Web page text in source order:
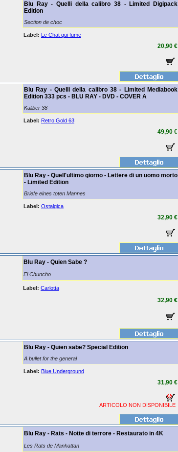
Blu Ray - Quelli della calibro 38 - Limited Digipack
Edition
Section de choc
Label: Le Chat qui fume
20,90 €
Blu Ray - Quelli della calibro 38 - Limited Mediabook
Edition 333 pcs - BLU RAY - DVD - COVER A
Kaliber 38
Label: Retro Gold 63
49,90 €
Blu Ray - Quell'ultimo giorno - Lettere di un uomo morto
- Limited Edition
Briefe eines toten Mannes
Label: Ostalgica
32,90 €
Blu Ray - Quien Sabe ?
El Chuncho
Label: Carlotta
32,90 €
Blu Ray - Quien sabe? Special Edition
A bullet for the general
Label: Blue Underground
31,90 €
ARTICOLO NON DISPONIBILE
Blu Ray - Rats - Notte di terrore - Restaurato in 4K
Les Rats de Manhattan